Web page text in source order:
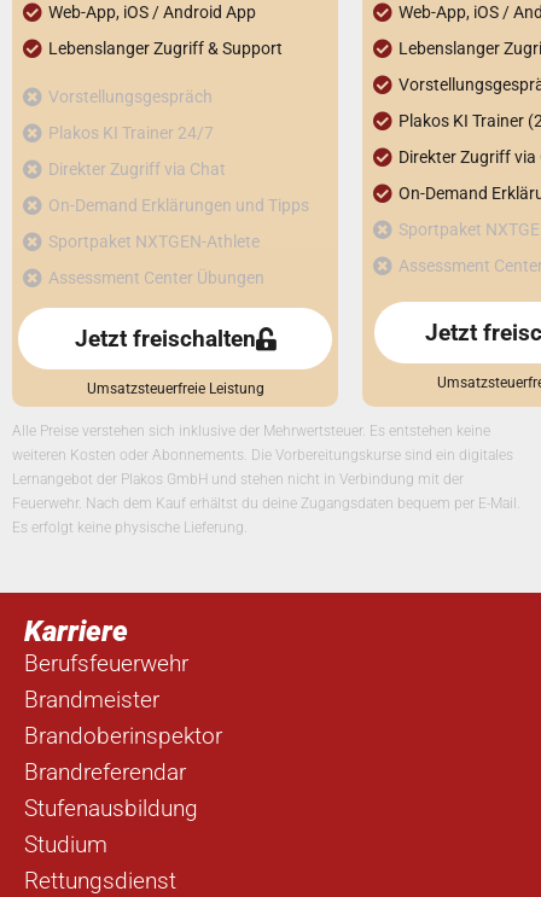
Web-App, iOS / Android App​
Lebenslanger Zugriff & Support​
Vorstellungsgespräch
Plakos KI Trainer 24/7
Direkter Zugriff via Chat
On-Demand Erklärungen und Tipps
Sportpaket NXTGEN-Athlete
Assessment Center Übungen
Jetzt freischalten
Umsatzsteuerfreie Leistung
Web-App, iOS /
Lebenslanger
Plakos KI Trainer
Direkter Zugriff via
On-Demand
Sportpaket
Assessment
Jetzt
Alle Preise verstehen sich inklusive der Mehrwertsteuer. Es entstehen keine
weiteren Kosten oder Abonnements. Die Vorbereitungskurse sind ein digitales
Lernangebot der Plakos GmbH und stehen nicht in Verbindung mit der
Feuerwehr. Nach dem Kauf erhältst du deine Zugangsdaten bequem per E-Mail.
Es erfolgt keine physische Lieferung.
Karriere
Berufsfeuerwehr
Brandmeister
Brandoberinspektor
Brandreferendar
Stufenausbildung
Studium
Rettungsdienst